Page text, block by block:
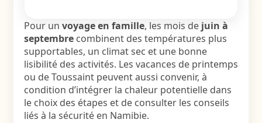
Pour un voyage en famille, les mois de juin à
septembrecombinent des températures plus
supportables, un climat sec et une bonne
lisibilité des activités. Les vacances de printemps
ou de Toussaint peuvent aussi convenir, à
condition d’intégrer la chaleur potentielle dans
le choix des étapes et de consulter les conseils
liés à la sécurité en Namibie.